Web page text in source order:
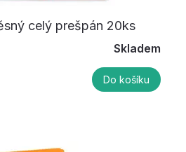
celý prešpán 20ks
Skladem
Do košíku